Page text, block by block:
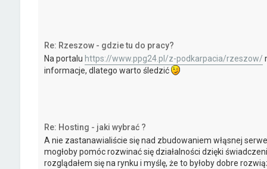
Re: Rzeszow - gdzie tu do pracy?
Na portalu https://www.ppg24.pl/z-podkarpacia/rzeszow/
informacje, dlatego warto śledzić
Re: Hosting - jaki wybrać ?
A nie zastanawialiście się nad zbudowaniem włąsnej
mogłoby pomóc rozwinać się działalności dzięki
rozglądałem się na rynku i myślę, że to byłoby dobre